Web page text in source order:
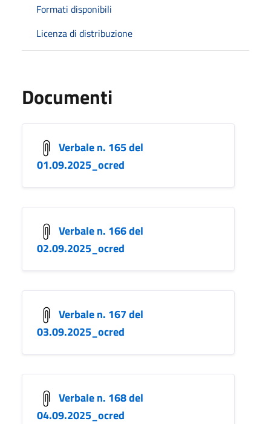
Formati disponibili
Licenza di distribuzione
Documenti
Verbale n. 165 del
01.09.2025_ocred
Verbale n. 166 del
02.09.2025_ocred
Verbale n. 167 del
03.09.2025_ocred
Verbale n. 168 del
04.09.2025_ocred